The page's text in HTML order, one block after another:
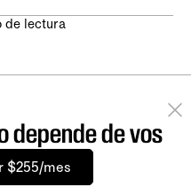
de lectura
depende de vos
$255/mes